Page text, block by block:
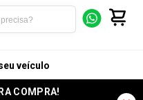
veículo
COMPRA!